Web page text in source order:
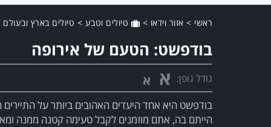
ראשי > אזור וידאו > טיולים וטבע > טיולים בארץ ובעולם
בודפשט: הטעם של אירופה
גודל גופן: א א
בודפשט היא אחד היעדים האהובים ביותר על
הייתם בה, אתם מוזמנים לקבל טעימה קטנה ממנה